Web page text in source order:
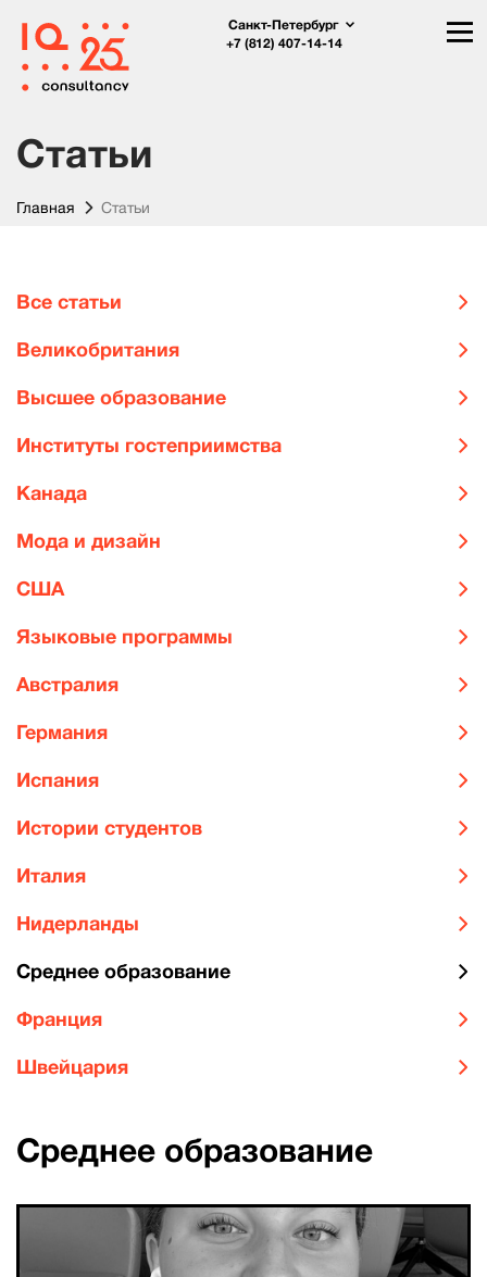
Санкт-Петербург
+7 (812) 407-14-14
Статьи
Главная Статьи
Все статьи
Великобритания
Высшее образование
Институты гостеприимства
Канада
Мода и дизайн
США
Языковые программы
Австралия
Германия
Испания
Истории студентов
Италия
Нидерланды
Среднее образование
Франция
Швейцария
Среднее образование